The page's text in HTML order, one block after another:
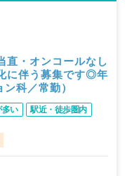
直・オンコールなし
に伴う募集です◎年
科／常勤）
多い 駅近・徒歩圏内